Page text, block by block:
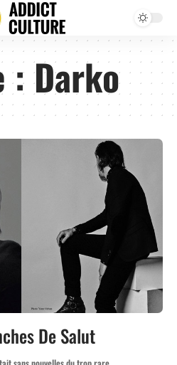
:Darko
De Salut